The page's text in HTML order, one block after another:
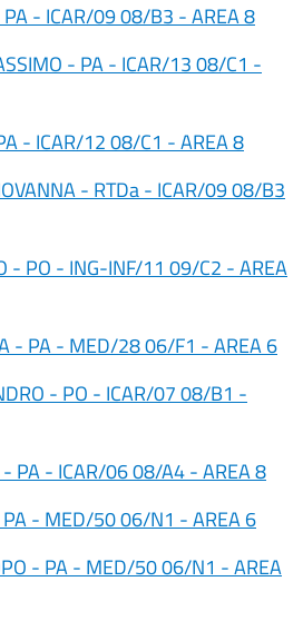
PA - ICAR/09 08/B3 - AREA 8
- PA - ICAR/13 08/C1 -
- ICAR/12 08/C1 - AREA 8
- RTDa - ICAR/09 08/B3
- PO - ING-INF/11 09/C2 - AREA
- PA - MED/28 06/F1 - AREA 6
- PO - ICAR/07 08/B1 -
- PA - ICAR/06 08/A4 - AREA 8
PA - MED/50 06/N1 - AREA 6
- PA - MED/50 06/N1 - AREA